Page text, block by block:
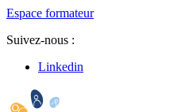
Espace formateur
Suivez-nous :
Linkedin